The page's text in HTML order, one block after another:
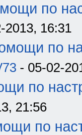
по
2013, 16:31
по
- 05-02-
по
21:56
по